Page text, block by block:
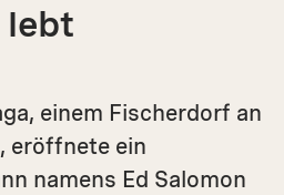
lebt
einem Fischerdorf an
eröffnete ein
namens Ed Salomon